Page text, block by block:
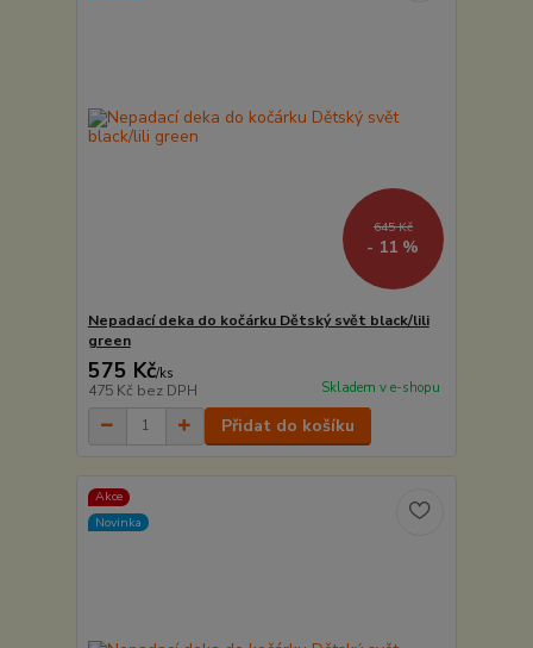
645 Kč
- 11 %
Nepadací deka do kočárku Dětský svět black/lili
green
575 Kč/ks
475 Kč bez DPH Skladem v e-shopu
Přidat do košíku
Akce
Novinka